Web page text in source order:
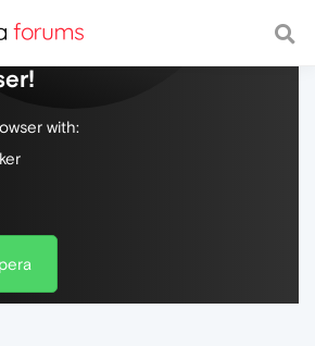
web, with a fast and
with: